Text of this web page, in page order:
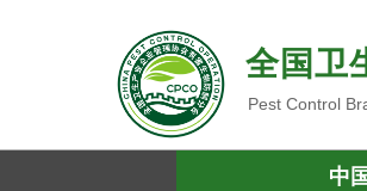
全国卫
Pest Control
中